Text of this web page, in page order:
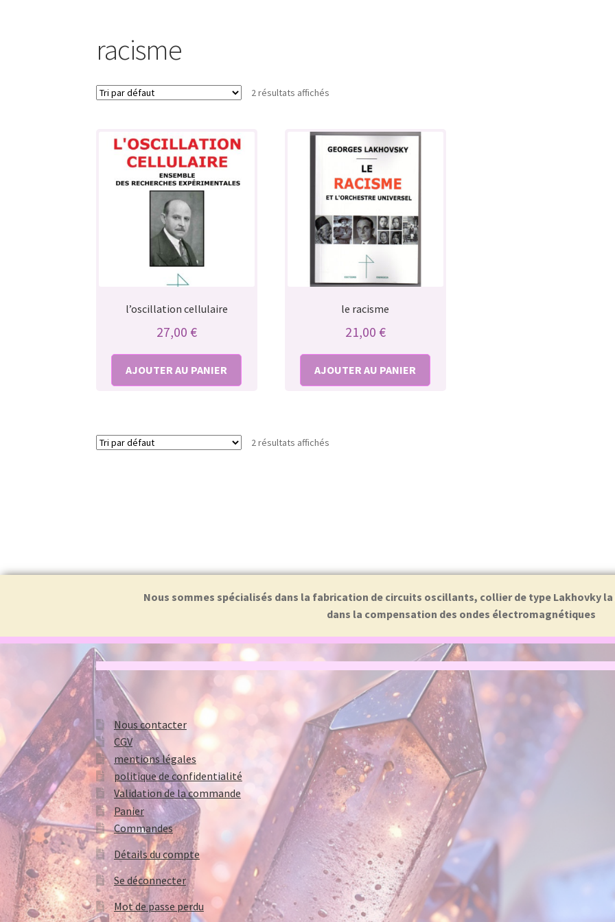
racisme
2 résultats affichés
l’oscillation cellulaire
27,00 €
AJOUTER AU PANIER
le racisme
21,00 €
AJOUTER AU PANIER
2 résultats affichés
Nous sommes spécialisés dans la fabrication de circuits oscillants, collier de type Lakhovky la
dans la compensation des ondes électromagnétiques
Nous contacter
CGV
mentions légales
politique de confidentialité
Validation de la commande
Panier
Commandes
Détails du compte
Se déconnecter
Mot de passe perdu